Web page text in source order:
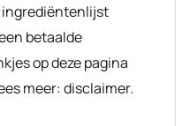
ingrediëntenlijst
betaalde
op deze pagina
meer: disclaimer.